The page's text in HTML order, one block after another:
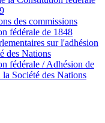
des commissions
fédérale de 1848
sur l'adhésion
des Nations
fédérale / Adhésion de
la Société des Nations